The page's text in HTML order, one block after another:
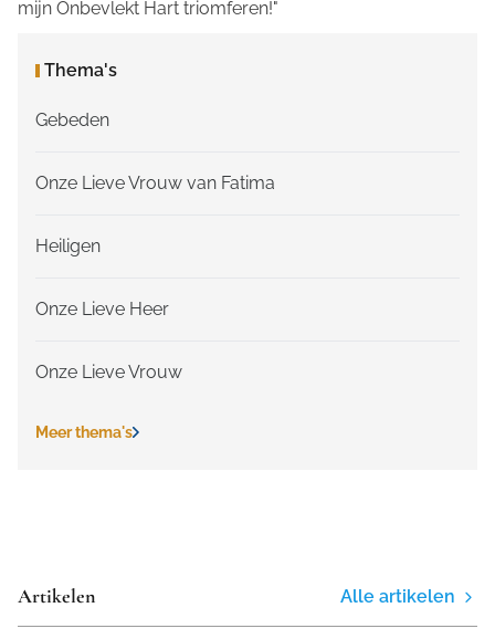
mijn Onbevlekt Hart triomferen!"
Thema's
Gebeden
Onze Lieve Vrouw van Fatima
Heiligen
Onze Lieve Heer
Onze Lieve Vrouw
Meer thema's
Artikelen Alle artikelen